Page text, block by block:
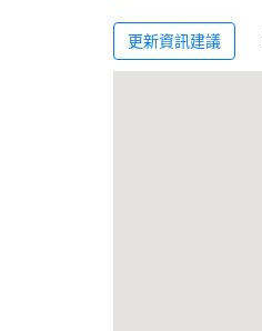
更新資訊建議